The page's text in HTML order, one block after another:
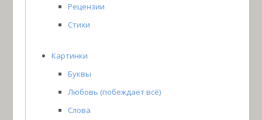
Рецензии
Стихи
Картинки
Буквы
Любовь (побеждает всё)
Слова